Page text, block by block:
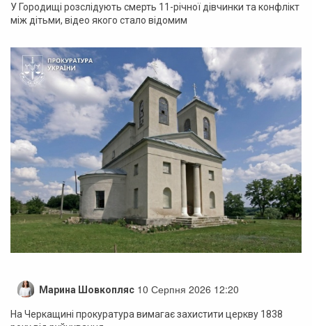
У Городищі розслідують смерть 11-річної дівчинки та конфлікт
між дітьми, відео якого стало відомим
Марина Шовкопляс 10 Серпня 2026 12:20
На Черкащині прокуратура вимагає захистити церкву 1838